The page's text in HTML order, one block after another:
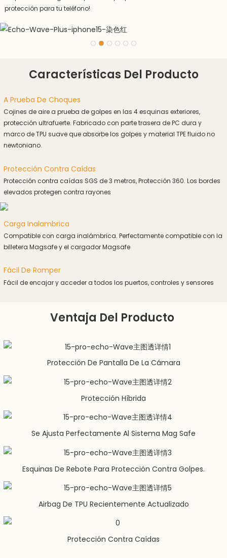
protección para tu teléfono!
Características Del Producto
A Prueba De Choques
Cojines de aire a prueba de golpes en las 4 esquinas exteriores,
protección ultrafuerte. Fabricado con parte trasera de PC dura y
marco de TPU suave que absorbe los golpes y material TPE fluido no
newtoniano.
Protección Contra Caídas
Protección contra caídas SGS de 3 metros, Protección 360. Los bordes
elevados protegen contra rayones
Carga Inalambrica
Compatible con carga inalámbrica. Perfectamente compatible con la
billetera Magsafe y el cargador Magsafe
Fácil De Romper
Fácil de encajar y acceder a todos los puertos, controles y sensores
Ventaja Del Producto
Protección De Pantalla De La Cámara
Protección Híbrida
Se Ajusta Perfectamente Al Sistema Mag Safe
Esquinas De Rebote Para Protección Contra Golpes.
Airbag De TPU Recientemente Actualizado
Protección Contra Caídas